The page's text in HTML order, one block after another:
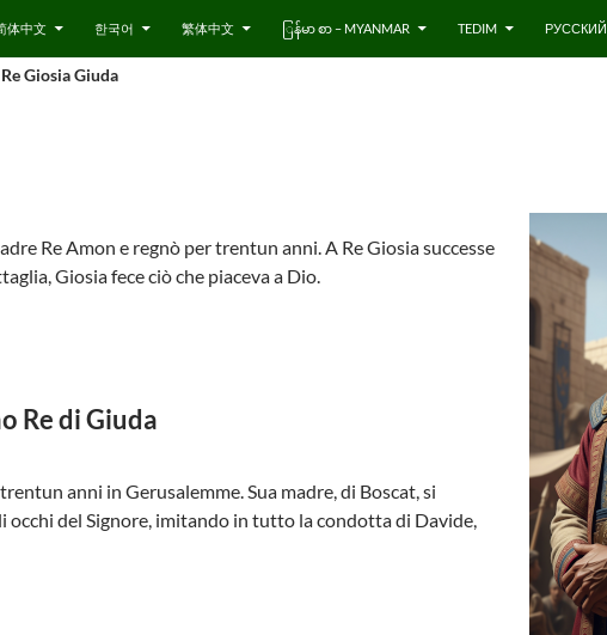
体中文 한국어 繁体中文 ြန်မာ စာ – MYANMAR TEDIM РУССКИЙ
Giosia Giuda
Re Amon e regnò per trentun anni. A Re Giosia successe
Giosia fece ciò che piaceva a Dio.
Re di Giuda
anni in Gerusalemme. Sua madre, di Boscat, si
occhi del Signore, imitando in tutto la condotta di Davide,